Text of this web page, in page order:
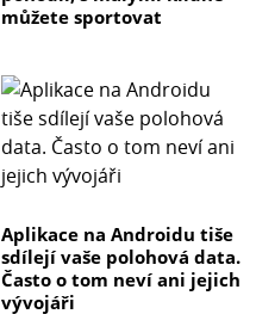
můžete sportovat
Aplikace na Androidu tiše
sdílejí vaše polohová data.
Často o tom neví ani jejich
vývojáři